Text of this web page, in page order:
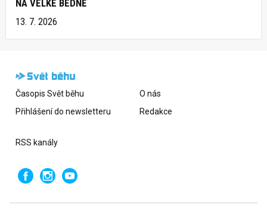
NA VELKÉ BEDNĚ
13. 7. 2026
Časopis Svět běhu
Přihlášení do newsletteru
O nás
Redakce
RSS kanály